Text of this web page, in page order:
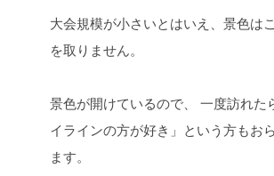
大会規模が小さいとはいえ、景色は
を取りません。
景色が開けているので、
一度訪れた
イラインの方が好き」という方もお
ます。